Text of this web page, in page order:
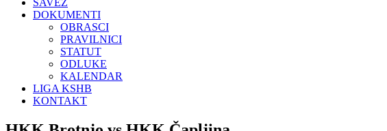
SAVEZ
DOKUMENTI
OBRASCI
PRAVILNICI
STATUT
ODLUKE
KALENDAR
LIGA KSHB
KONTAKT